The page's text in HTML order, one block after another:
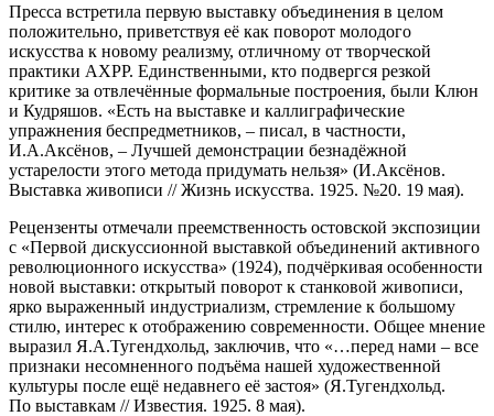
Пресса встретила первую выставку объединения в целом
положительно, приветствуя её как поворот молодого
искусства к новому реализму, отличному от творческой
практики АХРР. Единственными, кто подвергся резкой
критике за отвлечённые формальные построения, были Клюн
и Кудряшов. «Есть на выставке и каллиграфические
упражнения беспредметников, – писал, в частности,
И.А.Аксёнов, – Лучшей демонстрации безнадёжной
устарелости этого метода придумать нельзя» (И.Аксёнов.
Выставка живопи­си // Жизнь искусства. 1925. №20. 19 мая).
Рецензенты отмечали преемственность остовской экспозиции
с «Первой дискуссионной выставкой объединений активного
революционного искусства» (1924), подчёркивая особенности
новой выставки: открытый поворот к станковой живописи,
ярко выраженный индустриализм, стремление к большому
стилю, интерес к отображению современности. Общее мнение
выразил Я.А.Тугендхольд, заключив, что «…перед нами – все
признаки несомненного подъёма нашей художественной
культуры после ещё недавнего её застоя» (Я.Тугендхольд.
По выставкам // Известия. 1925. 8 мая).